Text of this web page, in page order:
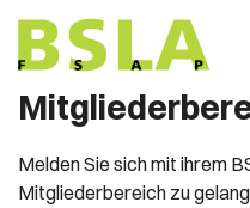
Melden Sie sich mit ihrem
Mitgliederbereich zu